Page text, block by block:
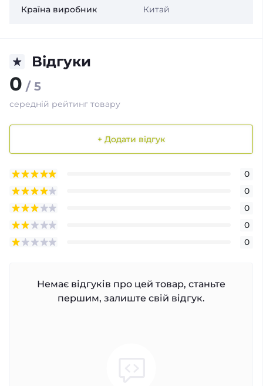
Країна виробник Китай
Відгуки
0 / 5
середній рейтинг товару
+ Додати відгук
0
0
0
0
0
Немає відгуків про цей товар, станьте
першим, залиште свій відгук.